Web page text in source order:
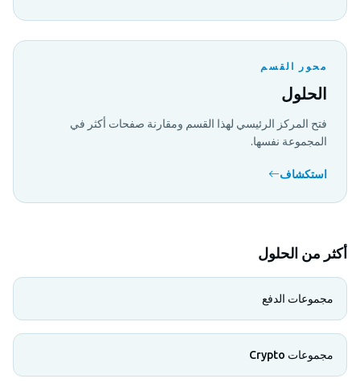
محور القسم
الحلول
فتح المركز الرئيسي لهذا القسم ومقارنة صفحات أكثر في
المجموعة نفسها.
استكشاف
أكثر من الحلول
مجموعات الدفع
مجموعات Crypto